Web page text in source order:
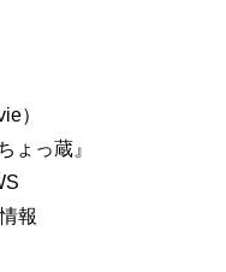
）
ょっ蔵』
報